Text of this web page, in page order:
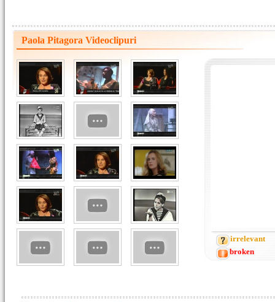
Paola Pitagora Videoclipuri
irrelevant
broken